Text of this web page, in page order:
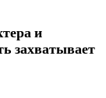
и
захватывает